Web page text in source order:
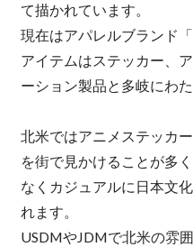
て描かれています。
現在はアパレルブランド
アイテムはステッカー、
ーション製品と多岐にわた
北米ではアニメステッカ
を街で見かけることが多
なくカジュアルに日本文
れます。
USDMやJDMで北米の雰